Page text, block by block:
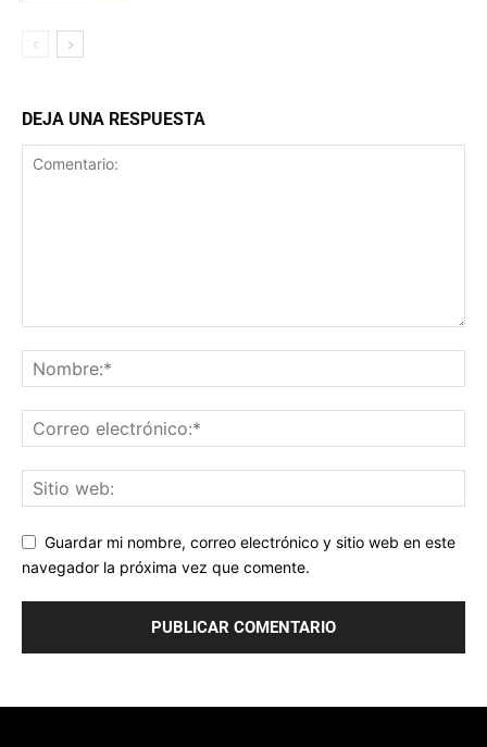
DEJA UNA RESPUESTA
Guardar mi nombre, correo electrónico y sitio web en este
navegador la próxima vez que comente.